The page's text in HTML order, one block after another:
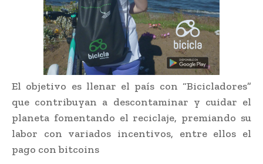
El objetivo es llenar el país con “Bicicladores”
que contribuyan a descontaminar y cuidar el
planeta fomentando el reciclaje, premiando su
labor con variados incentivos, entre ellos el
pago con bitcoins